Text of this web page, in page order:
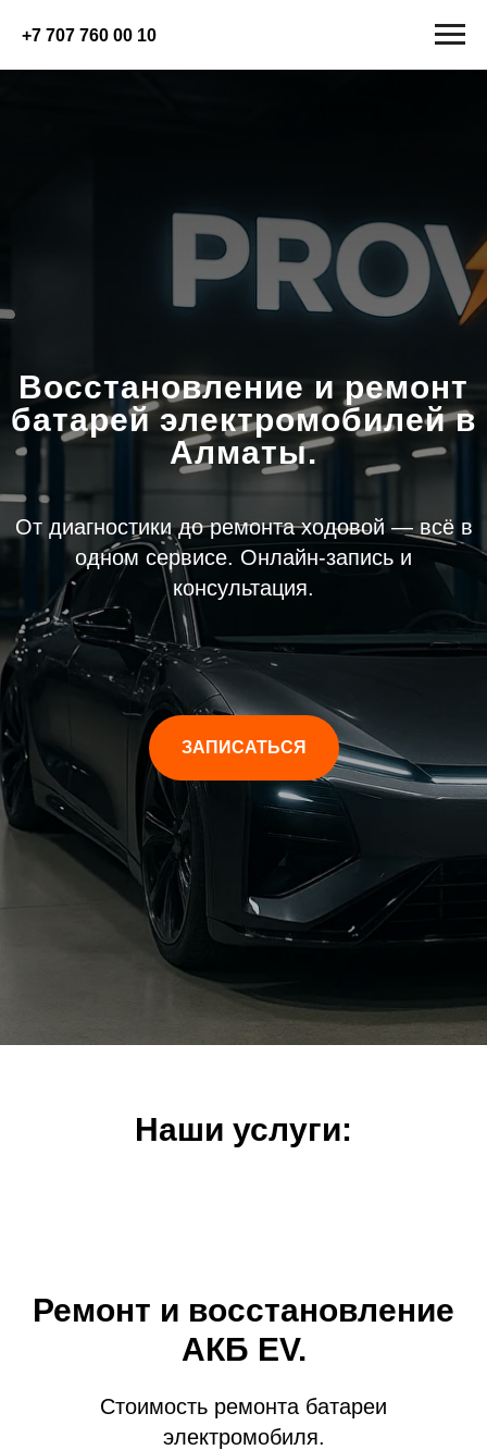
+7 707 760 00 10
Восстановление и ремонт
батарей электромобилей в
Алматы.
От диагностики до ремонта ходовой — всё в
одном сервисе. Онлайн-запись и
консультация.
ЗАПИСАТЬСЯ
Наши услуги:
Ремонт и восстановление
АКБ EV.
Стоимость ремонта батареи
электромобиля.